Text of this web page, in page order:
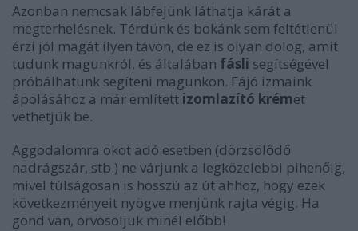
Azonban nemcsak lábfejünk láthatja kárát a
megterhelésnek. Térdünk és bokánk sem feltétlenül
érzi jól magát ilyen távon, de ez is olyan dolog, amit
tudunk magunkról, és általában fásli segítségével
próbálhatunk segíteni magunkon. Fájó izmaink
ápolásához a már említett izomlazító krémet
vethetjük be.
Aggodalomra okot adó esetben (dörzsölődő
nadrágszár, stb.) ne várjunk a legközelebbi pihenőig,
mivel túlságosan is hosszú az út ahhoz, hogy ezek
következményeit nyögve menjünk rajta végig. Ha
gond van, orvosoljuk minél előbb!